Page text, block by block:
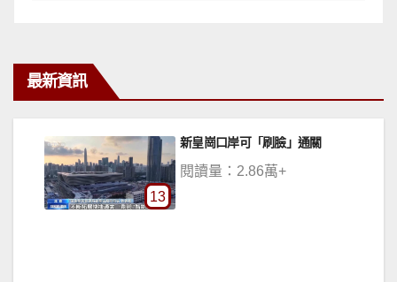
最新資訊
13
新皇崗口岸可「刷臉」通關
閱讀量：2.86萬+